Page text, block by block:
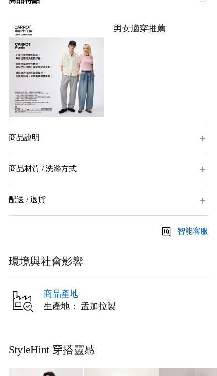
男女適穿推薦
商品說明
商品材質 / 洗滌方式
配送 / 退貨
智能客服
環境與社會影響
商品產地
生產地： 孟加拉製
StyleHint 穿搭靈感